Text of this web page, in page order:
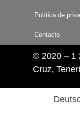
Política de
Contacto
© 2020 – 1
Cruz,